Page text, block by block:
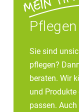
Sie sind
pflegen?
beraten. Wir
und Produkte
passen.